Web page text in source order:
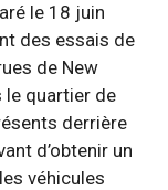
le 18 juin
des essais de
de New
le quartier de
derrière
d’obtenir un
véhicules